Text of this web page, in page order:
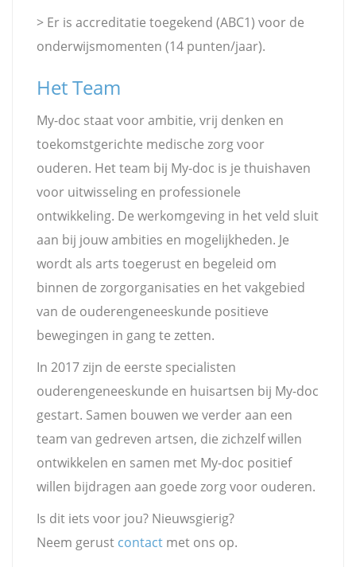
> Er is accreditatie toegekend (ABC1) voor de
onderwijsmomenten (14 punten/jaar).
Het Team
My-doc staat voor ambitie, vrij denken en
toekomstgerichte medische zorg voor
ouderen. Het team bij My-doc is je thuishaven
voor uitwisseling en professionele
ontwikkeling. De werkomgeving in het veld sluit
aan bij jouw ambities en mogelijkheden. Je
wordt als arts toegerust en begeleid om
binnen de zorgorganisaties en het vakgebied
van de ouderengeneeskunde positieve
bewegingen in gang te zetten.
In 2017 zijn de eerste specialisten
ouderengeneeskunde en huisartsen bij My-doc
gestart. Samen bouwen we verder aan een
team van gedreven artsen, die zichzelf willen
ontwikkelen en samen met My-doc positief
willen bijdragen aan goede zorg voor ouderen.
Is dit iets voor jou? Nieuwsgierig?
Neem gerust contact met ons op.